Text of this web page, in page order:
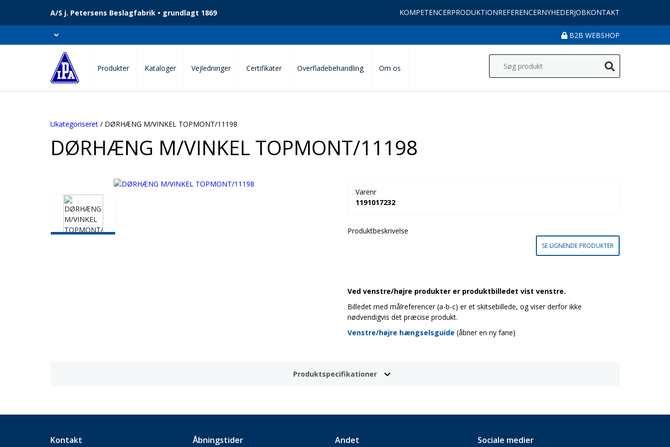
A/S j. Petersens Beslagfabrik • grundlagt 1869 KOMPETENCERPRODUKTIONREFERENCERNYHEDERJOBKONTAKT
B2B WEBSHOP
Produkter Kataloger Vejledninger Certifikater Overfladebehandling Om os
Ukategoriseret / DØRHÆNG M/VINKEL TOPMONT/11198
DØRHÆNG M/VINKEL TOPMONT/11198
Varenr
1191017232
Produktbeskrivelse
SE LIGNENDE PRODUKTER
Ved venstre/højre produkter er produktbilledet vist venstre.
Billedet med målreferencer (a-b-c) er et skitsebillede, og viser derfor ikke
nødvendigvis det præcise produkt.
Venstre/højre hængselsguide (åbner en ny fane)
Produktspecifikationer
Kontakt Åbningstider Andet Sociale medier